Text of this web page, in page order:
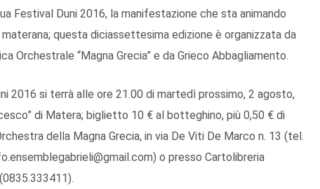
Festival Duni 2016, la manifestazione che sta animando
questa diciassettesima edizione è organizzata da
Orchestrale “Magna Grecia” e da Grieco Abbagliamento.
2016 si terrà alle ore 21.00 di martedì prossimo, 2 agosto,
di Matera; biglietto 10 € al botteghino, più 0,50 € di
della Magna Grecia, in via De Viti De Marco n. 13 (tel.
o presso Cartolibreria